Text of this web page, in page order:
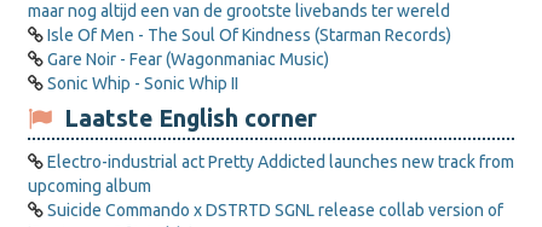
maar nog altijd een van de grootste livebands ter wereld
Isle Of Men - The Soul Of Kindness (Starman Records)
Gare Noir - Fear (Wagonmaniac Music)
Sonic Whip - Sonic Whip II
Laatste English corner
Electro-industrial act Pretty Addicted launches new track from
upcoming album
Suicide Commando x DSTRTD SGNL release collab version of